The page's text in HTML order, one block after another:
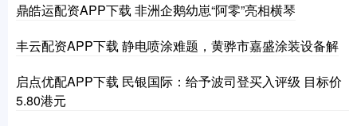
鼎皓运配资APP下载 非洲企鹅幼崽“阿零”亮相横琴
丰云配资APP下载 静电喷涂难题，黄骅市嘉盛涂装设备解
启点优配APP下载 民银国际：给予波司登买入评级 目标价
5.80港元